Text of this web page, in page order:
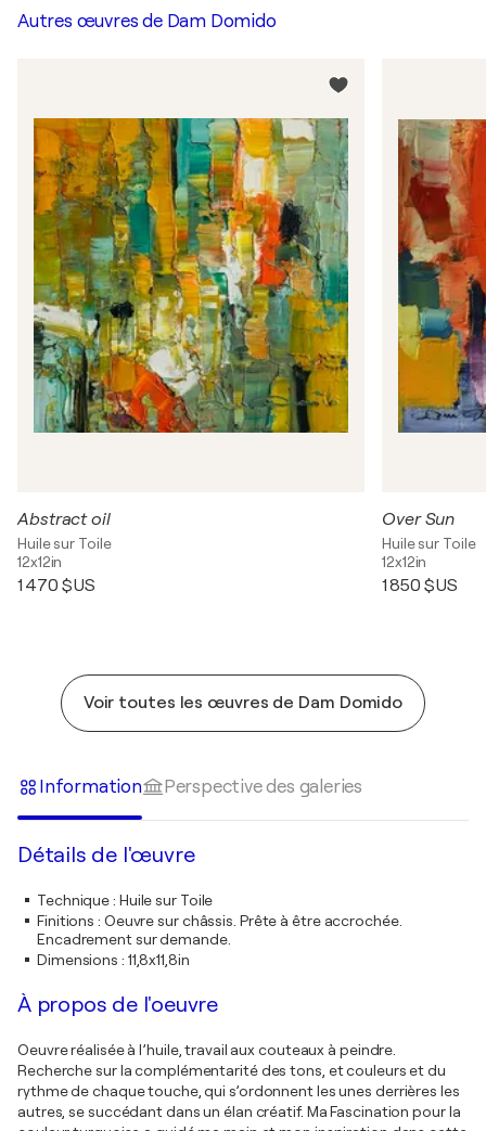
Autres œuvres de Dam Domido
Abstract oil
Huile sur Toile
12x12in
1 470 $US
Over Sun
Huile sur Toile
12x12in
1 850 $US
Voir toutes les œuvres de Dam Domido
Information Perspective des galeries
Détails de l'œuvre
Technique: Huile sur Toile
Finitions : Oeuvre sur châssis. Prête à être accrochée.
Encadrement sur demande.
Dimensions : 11,8x11,8in
À propos de l'oeuvre
Oeuvre réalisée à l’huile, travail aux couteaux à peindre.
Recherche sur la complémentarité des tons, et couleurs et du
rythme de chaque touche, qui s’ordonnent les unes derrières les
autres, se succédant dans un élan créatif. Ma Fascination pour la